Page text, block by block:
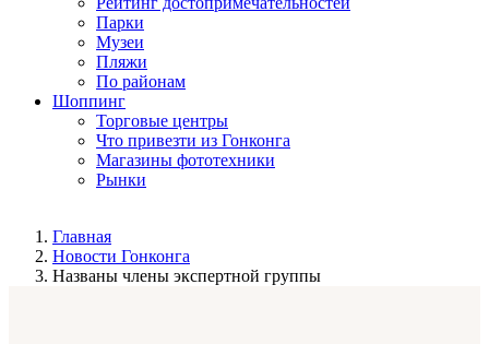
Парки
Музеи
Пляжи
По районам
Шоппинг
Торговые центры
Что привезти из Гонконга
Магазины фототехники
Рынки
Главная
Новости Гонконга
Названы члены экспертной группы